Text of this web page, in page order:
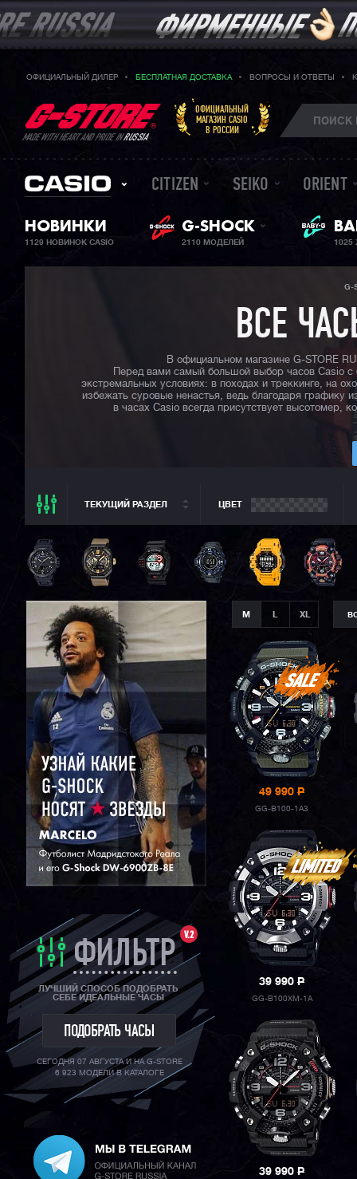
ОФИЦИАЛЬНЫЙ ДИЛЕР БЕСПЛАТНАЯ ДОСТАВКА ВОПРОСЫ И ОТВЕТЫ
MADE WITH HEART AND PRIDE INRUSSIA
ОФИЦИАЛЬНЫЙ
МАГАЗИН CASIO
В РОССИИ
CITIZEN SEIKO ORIENT
НОВИНКИ
1129 НОВИНОК CASIO
G-SHOCK
2110 МОДЕЛЕЙ
G-
ВСЕ
В официальном магазине G-STORE
Перед вами самый большой выбор часов Casio
экстремальных условиях: в походах и треккинге, на
избежать суровые ненастья, ведь благодаря
в часах Casio всегда присутствует высотомер,
ТЕКУЩИЙ РАЗДЕЛ
ТЕКУЩИЙ РАЗДЕЛ
ВСЕ CASIO
CASIO G-SHOCK
CASIO BABY-G
CASIO PRO TREK
CASIO EDIFICE
CITIZEN
SEIKO
ORIENT
ЦВЕТ
V.2
ФИЛЬТР
ЛУЧШИЙ СПОСОБ ПОДОБРАТЬ
СЕБЕ ИДЕАЛЬНЫЕ ЧАСЫ
ПОДОБРАТЬ ЧАСЫ
СЕГОДНЯ 07 АВГУСТА И НА G-STORE
6 923 МОДЕЛИ В КАТАЛОГЕ
M XL
49 990P
GG-B100-1A3
39 990P
GG-B100XM-1A
39 990P